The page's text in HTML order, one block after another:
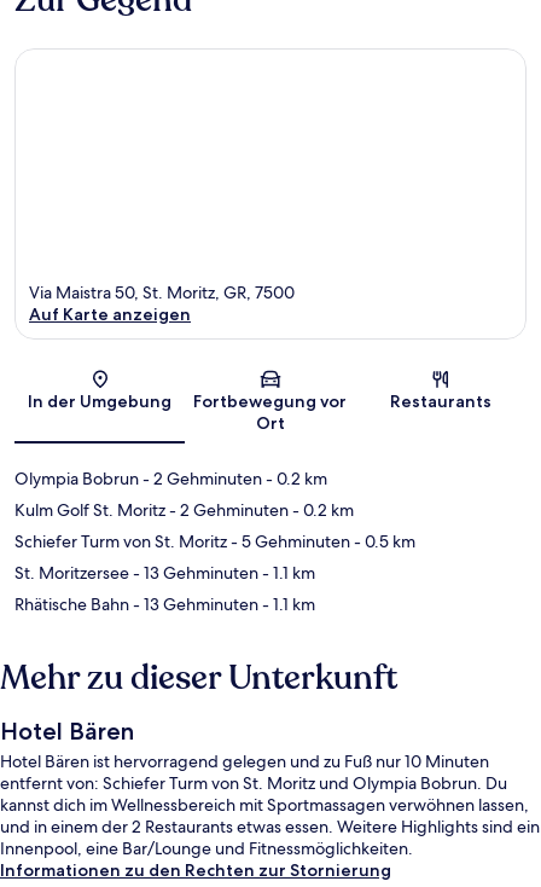
Karte
Via Maistra 50, St. Moritz, GR, 7500
Auf Karte anzeigen
In der Umgebung
Fortbewegung vor
Ort
Restaurants
Olympia Bobrun- 2 Gehminuten- 0.2 km
Kulm Golf St. Moritz- 2 Gehminuten- 0.2 km
Schiefer Turm von St. Moritz- 5 Gehminuten- 0.5 km
St. Moritzersee- 13 Gehminuten- 1.1 km
Rhätische Bahn- 13 Gehminuten- 1.1 km
Mehr zu dieser Unterkunft
Hotel Bären
Hotel Bären ist hervorragend gelegen und zu Fuß nur 10 Minuten
entfernt von: Schiefer Turm von St. Moritz und Olympia Bobrun. Du
kannst dich im Wellnessbereich mit Sportmassagen verwöhnen lassen,
und in einem der 2 Restaurants etwas essen. Weitere Highlights sind ein
Innenpool, eine Bar/Lounge und Fitnessmöglichkeiten.
Informationen zu den Rechten zur Stornierung